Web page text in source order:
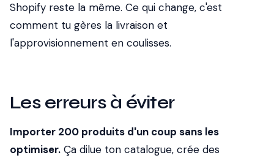
Shopify reste la même. Ce qui change, c'est
comment tu gères la livraison et
l'approvisionnement en coulisses.
Les erreurs à éviter
Importer 200 produits d'un coup sans les
optimiser. Ça dilue ton catalogue, crée des